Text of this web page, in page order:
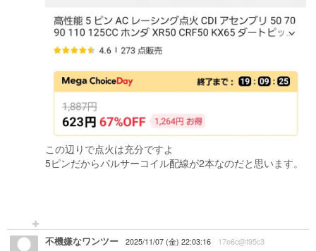
この辺りで点火は充分ですよ
5ピンだからパルサーコイル配線が2本なのだと思います。
不機嫌なワンツー 2025/11/07 (金) 22:03:16 17e6c@f95c3